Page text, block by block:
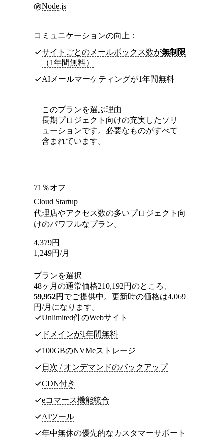
Node.js
コミュニケーションの向上：
サイトごとのメールボックス数が無制限
（1年間無料）
AIメールマーケティングが1年間無料
このプランを選ぶ理由
長期プロジェクト向けの充実したソリ
ューションです。必要なものがすべて
含まれています。
71％オフ
Cloud Startup
代理店やアクセス数の多いプロジェクト向
けのパワフルなプラン。
4,379円
1,249円/月
プランを選択
48ヶ月の通常価格210,192円のところ、
59,952円 でご提供中。更新時の価格は4,069
円/月になります。
Unlimited件のWebサイト
ドメインが1年間無料
100GBのNVMeストレージ
日次 / オンデマンドのバックアップ
CDN付き
eコマース機能統合
AIツール
年中無休の優先的なカスタマーサポート